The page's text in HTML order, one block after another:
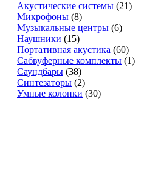
Акустические системы (21)
Микрофоны (8)
Музыкальные центры (6)
Наушники (15)
Портативная акустика (60)
Сабвуферные комплекты (1)
Саундбары (38)
Синтезаторы (2)
Умные колонки (30)